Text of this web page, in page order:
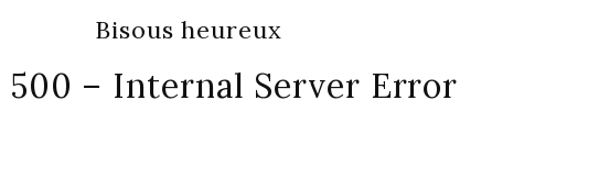
Bisous heureux
500 – Internal Server Error